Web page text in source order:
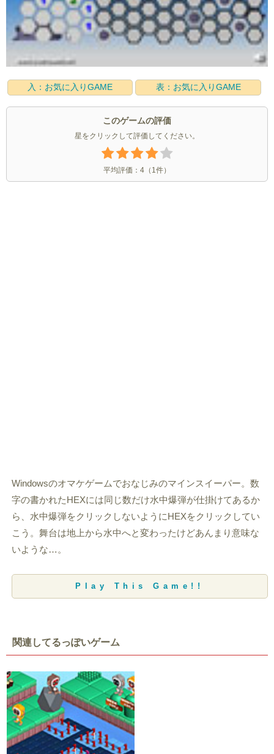
入：お気に入りGAME 表：お気に入りGAME
このゲームの評価
星をクリックして評価してください。
平均評価： 4 （ 1件）
Windowsのオマケゲームでおなじみのマインスイーパー。数
字の書かれたHEXには同じ数だけ水中爆弾が仕掛けてあるか
ら、水中爆弾をクリックしないようにHEXをクリックしてい
こう。舞台は地上から水中へと変わったけどあんまり意味な
いような…。
Play This Game!!
関連してるっぽいゲーム